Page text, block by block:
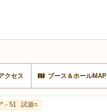
クセス ブース＆ホールMAP
- 51 試遊○